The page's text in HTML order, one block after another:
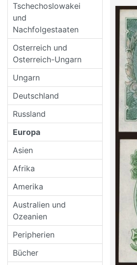
Tschechoslowakei
und
Nachfolgestaaten
Osterreich und
Osterreich-Ungarn
Ungarn
Deutschland
Russland
Europa
Asien
Afrika
Amerika
Australien und
Ozeanien
Peripherien
Bücher